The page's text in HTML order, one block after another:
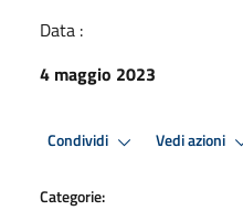
Data :
4 maggio 2023
Condividi Vedi azioni
Categorie: